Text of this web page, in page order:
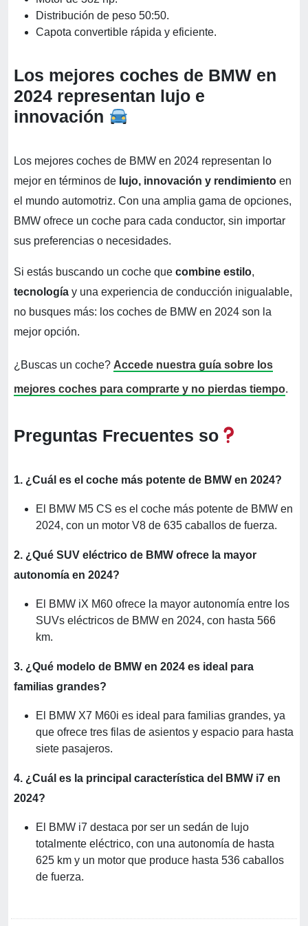
Distribución de peso 50:50.
Capota convertible rápida y eficiente.
Los mejores coches de BMW en
2024 representan lujo e
innovación
Los mejores coches de BMW en 2024 representan lo
mejor en términos de lujo, innovación y rendimiento en
el mundo automotriz. Con una amplia gama de opciones,
BMW ofrece un coche para cada conductor, sin importar
sus preferencias o necesidades.
Si estás buscando un coche que combine estilo,
tecnología y una experiencia de conducción inigualable,
no busques más: los coches de BMW en 2024 son la
mejor opción.
¿Buscas un coche? Accede nuestra guía sobre los
mejores coches para comprarte y no pierdas tiempo.
Preguntas Frecuentes so
1. ¿Cuál es el coche más potente de BMW en 2024?
El BMW M5 CS es el coche más potente de BMW en
2024, con un motor V8 de 635 caballos de fuerza.
2. ¿Qué SUV eléctrico de BMW ofrece la mayor
autonomía en 2024?
El BMW iX M60 ofrece la mayor autonomía entre los
SUVs eléctricos de BMW en 2024, con hasta 566
km.
3. ¿Qué modelo de BMW en 2024 es ideal para
familias grandes?
El BMW X7 M60i es ideal para familias grandes, ya
que ofrece tres filas de asientos y espacio para hasta
siete pasajeros.
4. ¿Cuál es la principal característica del BMW i7 en
2024?
El BMW i7 destaca por ser un sedán de lujo
totalmente eléctrico, con una autonomía de hasta
625 km y un motor que produce hasta 536 caballos
de fuerza.